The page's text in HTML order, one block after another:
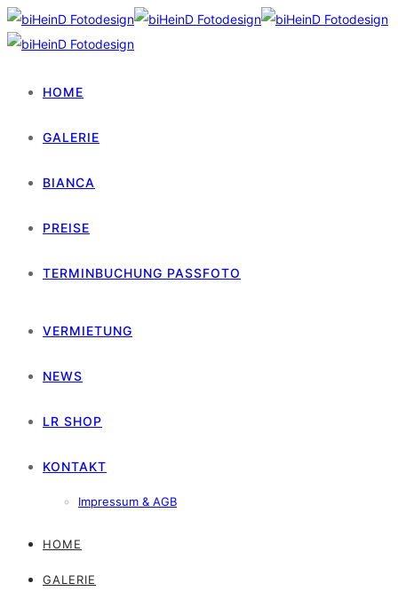
HOME
GALERIE
BIANCA
PREISE
TERMINBUCHUNG PASSFOTO
VERMIETUNG
NEWS
LR SHOP
KONTAKT
Impressum & AGB
HOME
GALERIE